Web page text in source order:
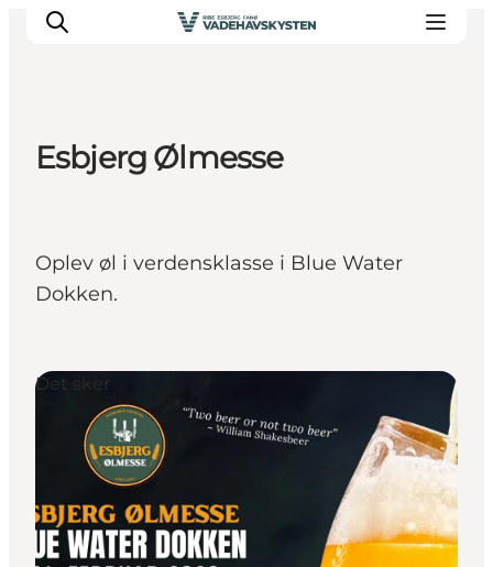
Oplev Fanø
Oplev Mandø
Esbjerg Ølmesse
Oplev øl i verdensklasse i Blue Water
Dokken.
Det sker